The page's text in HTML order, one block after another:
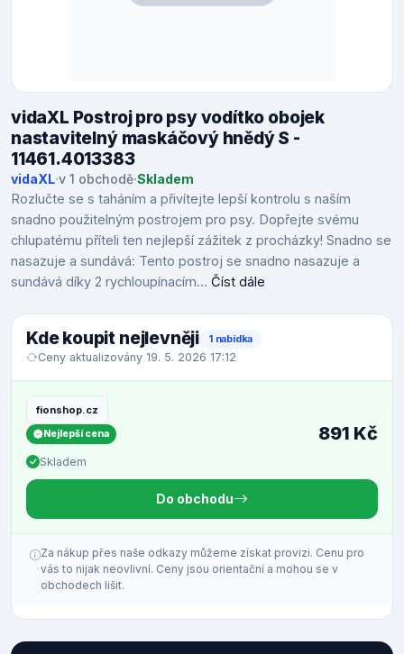
vidaXL Postroj pro psy vodítko obojek
nastavitelný maskáčový hnědý S -
11461.4013383
vidaXL·v 1 obchodě·Skladem
Rozlučte se s taháním a přivítejte lepší kontrolu s naším
snadno použitelným postrojem pro psy. Dopřejte svému
chlupatému příteli ten nejlepší zážitek z procházky! Snadno se
nasazuje a sundává: Tento postroj se snadno nasazuje a
sundává díky 2 rychloupínacím... Číst dále
Kde koupit nejlevněji 1 nabídka
Ceny aktualizovány 19. 5. 2026 17:12
fionshop.cz
Nejlepší cena
Skladem
891 Kč
Do obchodu
Za nákup přes naše odkazy můžeme získat provizi. Cenu pro
vás to nijak neovlivní. Ceny jsou orientační a mohou se v
obchodech lišit.